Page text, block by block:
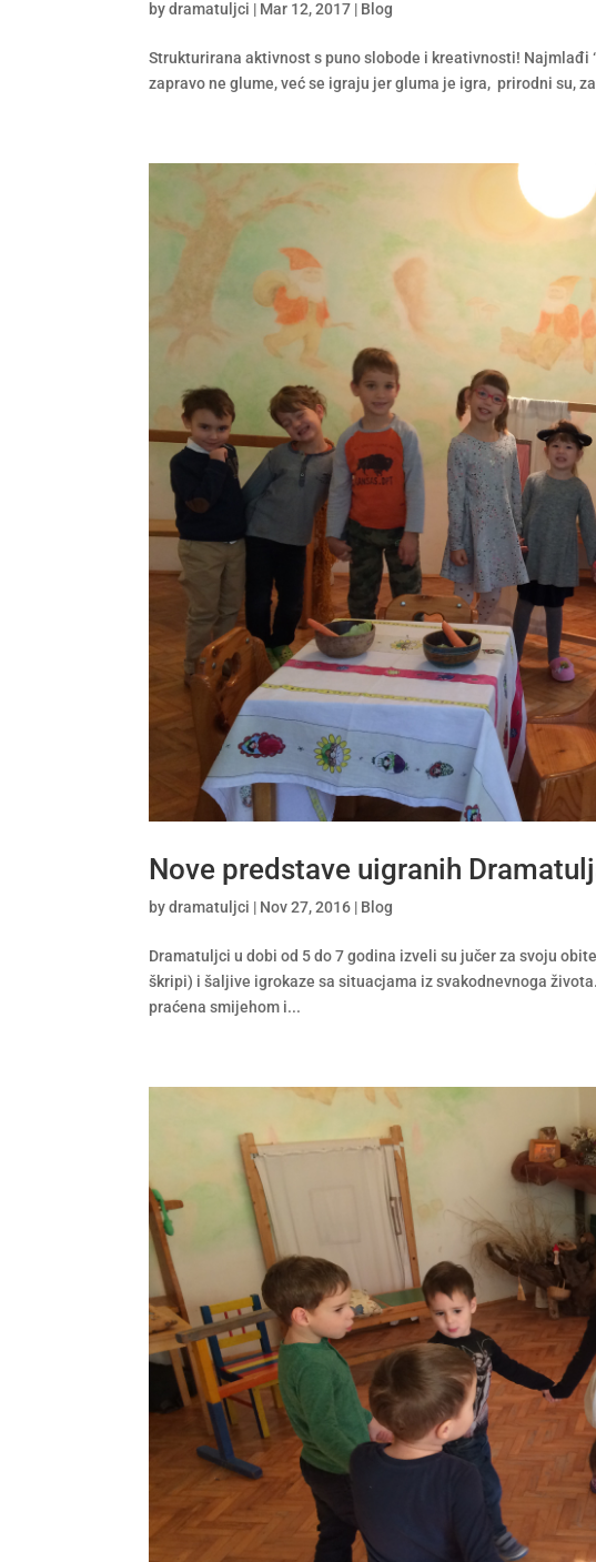
bydramatuljci | Mar 12, 2017 | Blog
Strukturirana aktivnost s puno slobode i kreativnosti!
zapravo ne glume, već se igraju jer gluma je igra, prirodni su,
Nove predstave uigranih
bydramatuljci | Nov 27, 2016 | Blog
Dramatuljci u dobi od 5 do 7 godina izveli su jučer za svoju
škripi) i šaljive igrokaze sa situacjama iz svakodnevnoga
praćena smijehom i...